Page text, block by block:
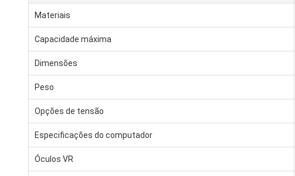
Materiais
Capacidade máxima
Dimensões
Peso
Opções de tensão
Especificações do computador
Óculos VR